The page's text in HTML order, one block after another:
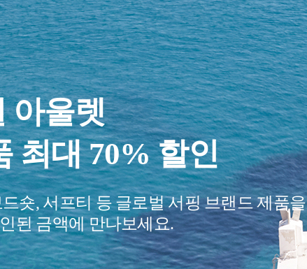
아울렛
최대 70% 할인
숏, 서프티 등 글로벌 서핑 브랜드 제품을
된 금액에 만나보세요.